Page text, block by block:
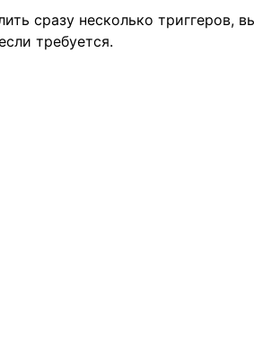
сразу несколько триггеров,
требуется.